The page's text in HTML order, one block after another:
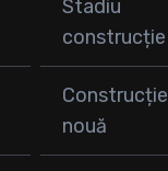
Stadiu
construcție
Construcție
nouă